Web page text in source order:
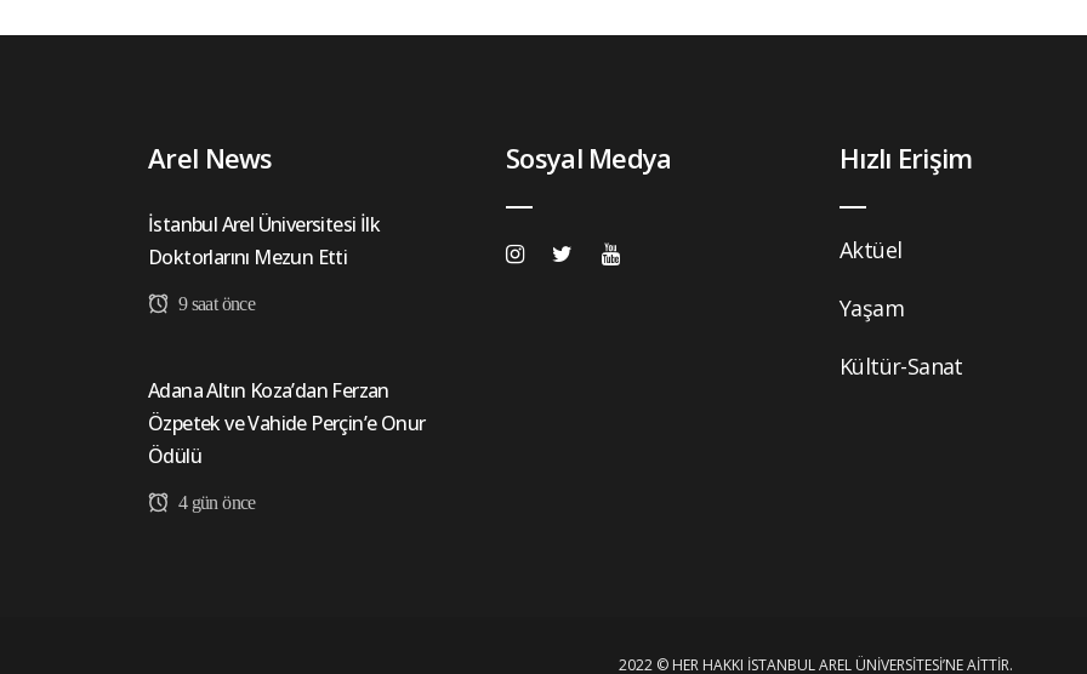
Arel News
İstanbul Arel Üniversitesi İlk
Doktorlarını Mezun Etti
9 saat önce
Adana Altın Koza’dan Ferzan
Özpetek ve Vahide Perçin’e Onur
Ödülü
4 gün önce
Sosyal Medya Hızlı Erişim
Aktüel
Yaşam
Kültür-Sanat
2022 © HER HAKKI İSTANBUL AREL ÜNIVERSITESI’NE AITTIR.